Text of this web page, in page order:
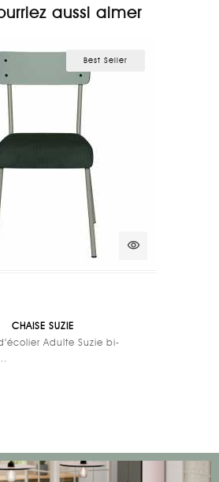
aussi aimer
visibility
Best Seller
CHAISE SUZIE
Adulte Suzie bi-